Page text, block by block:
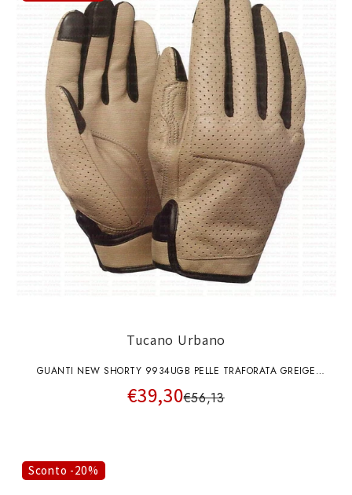
Tucano Urbano
GUANTI NEW SHORTY 9934UGB PELLE TRAFORATA GREIGE
TUCANO URBANO
€39,30€56,13
Sconto -20%